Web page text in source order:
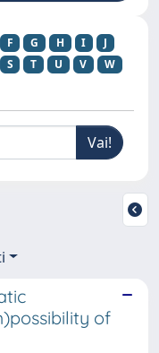
F G H I
J
S T U V
W
of